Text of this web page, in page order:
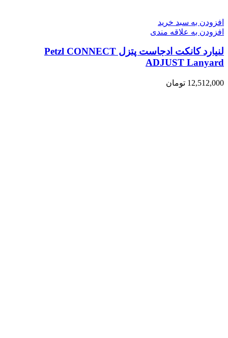
افزودن به سبد خرید
افزودن به علاقه مندی
لنیارد کانکت ادجاست پتزل Petzl CONNECT
ADJUST Lanyard
12,512,000 تومان